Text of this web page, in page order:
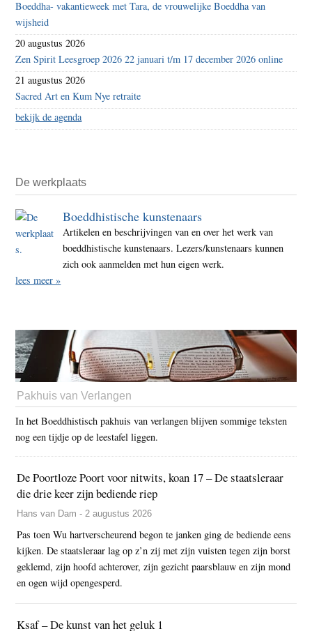
Boeddha- vakantieweek met Tara, de vrouwelijke Boeddha van
wijsheid
20 augustus 2026
Zen Spirit Leesgroep 2026 22 januari t/m 17 december 2026 online
21 augustus 2026
Sacred Art en Kum Nye retraite
bekijk de agenda
De werkplaats
Boeddhistische kunstenaars
Artikelen en beschrijvingen van en over het werk van
boeddhistische kunstenaars. Lezers/kunstenaars kunnen
zich ook aanmelden met hun eigen werk.
lees meer »
Pakhuis van Verlangen
In het Boeddhistisch pakhuis van verlangen blijven sommige teksten
nog een tijdje op de leestafel liggen.
De Poortloze Poort voor nitwits, koan 17 – De staatsleraar
die drie keer zijn bediende riep
Hans van Dam - 2 augustus 2026
Pas toen Wu hartverscheurend begon te janken ging de bediende eens
kijken. De staatsleraar lag op z’n zij met zijn vuisten tegen zijn borst
geklemd, zijn hoofd achterover, zijn gezicht paarsblauw en zijn mond
en ogen wijd opengesperd.
Ksaf – De kunst van het geluk 1